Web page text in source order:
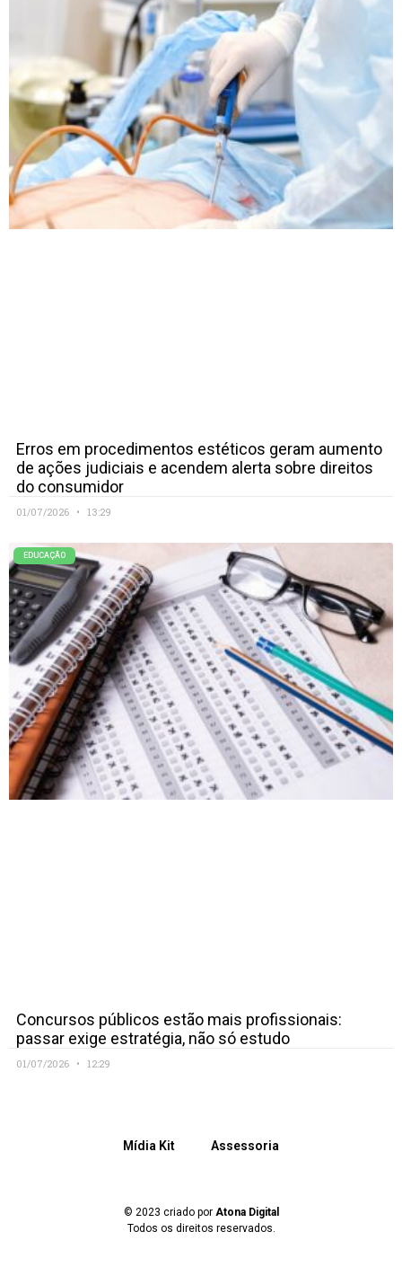
Erros em procedimentos estéticos geram aumento
de ações judiciais e acendem alerta sobre direitos
do consumidor
01/07/2026 13:29
EDUCAÇÃO
Concursos públicos estão mais profissionais:
passar exige estratégia, não só estudo
01/07/2026 12:29
Mídia Kit Assessoria
© 2023 criado por Atona Digital
Todos os direitos reservados.